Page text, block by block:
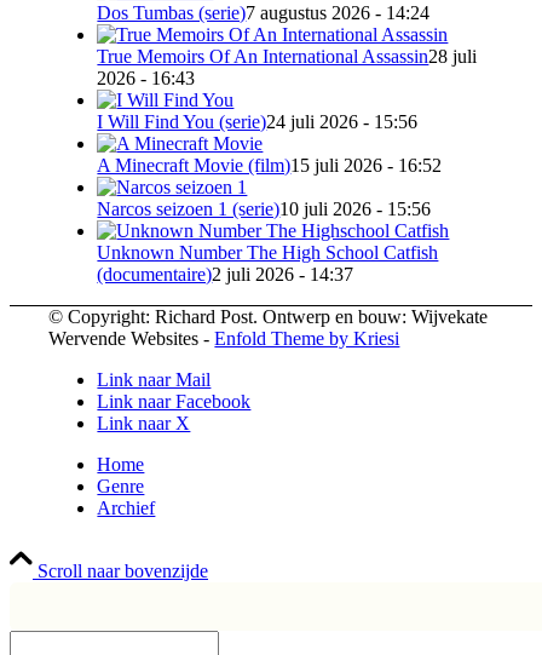
Dos Tumbas (serie)7 augustus 2026 - 14:24
True Memoirs Of An International Assassin28 juli
2026 - 16:43
I Will Find You (serie)24 juli 2026 - 15:56
A Minecraft Movie (film)15 juli 2026 - 16:52
Narcos seizoen 1 (serie)10 juli 2026 - 15:56
Unknown Number The High School Catfish
(documentaire)2 juli 2026 - 14:37
© Copyright: Richard Post. Ontwerp en bouw: Wijvekate
Wervende Websites -Enfold Theme by Kriesi
Link naar Mail
Link naar Facebook
Link naar X
Home
Genre
Archief
Scroll naar bovenzijde